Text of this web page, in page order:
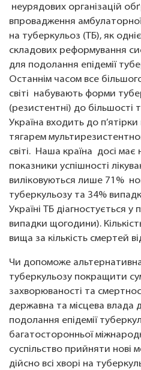
неурядових організацій
впровадження
на туберкульоз (ТБ), як
складових реформування
для подолання епідемії
Останнім часом все
світі набувають форми
(резистентні) до більшості
Україна входить до
тягарем
світі. Наша країна досі має
показники успішності
виліковуються лише 71%
туберкульозу та 34%
Україні ТБ діагностується у
випадки щогодини).
вища за кількість смертей
Чи допоможе
туберкульозу покращити
захворюваності та
державна та місцева влада
подолання епідемії
багатосторонньої
суспільство прийняти нові
дійсно всі хворі на